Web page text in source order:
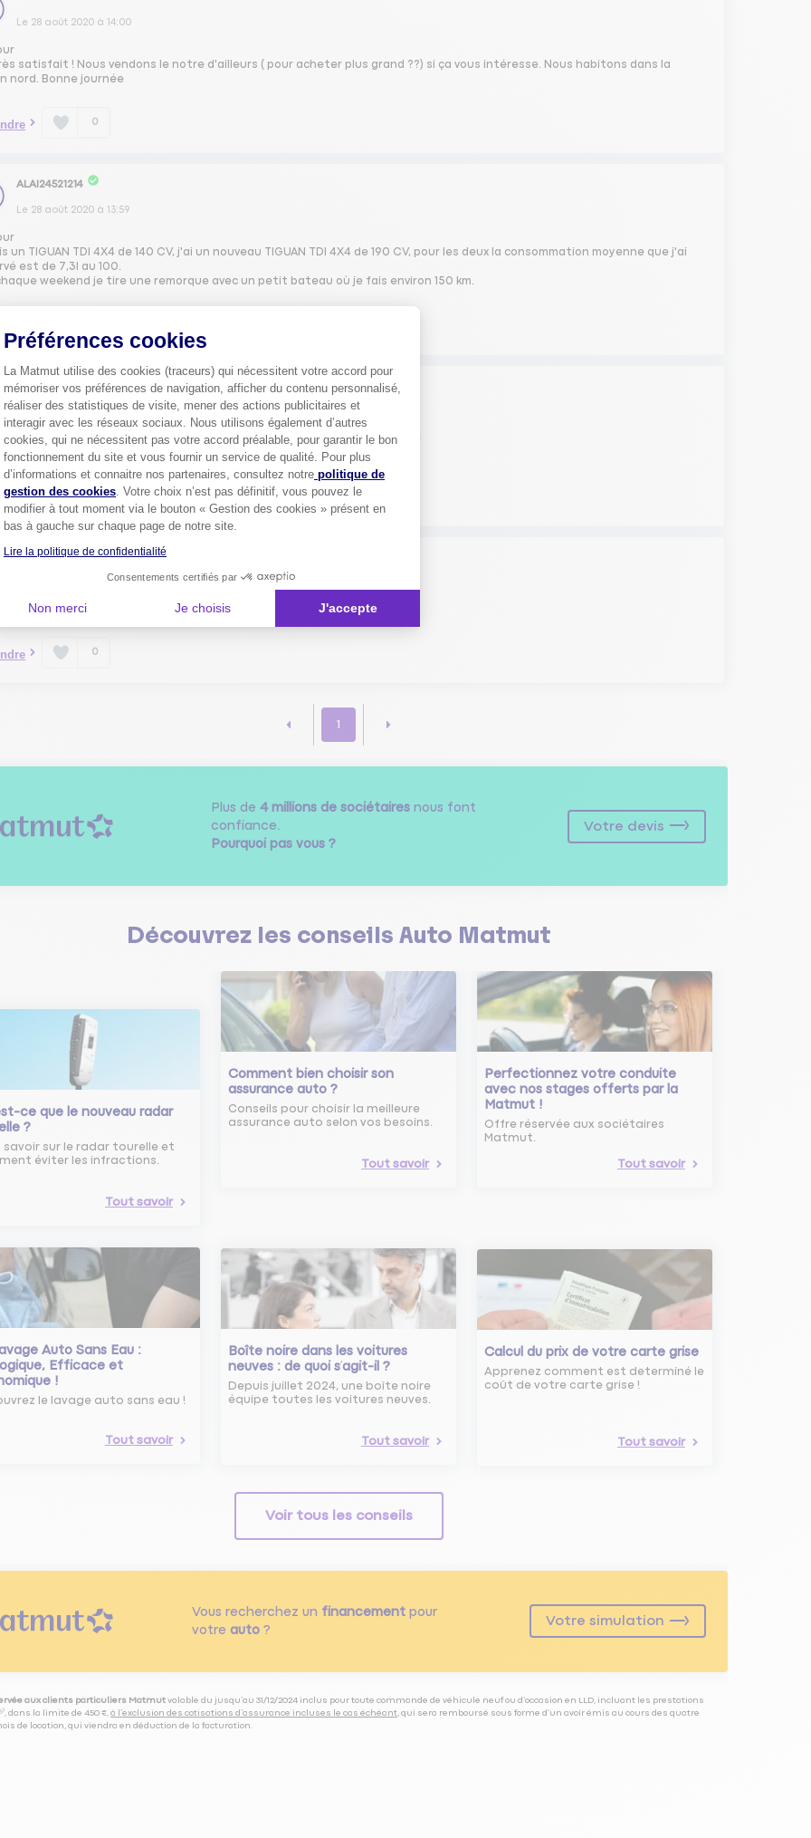
Le 28 août 2020 à 14:00
satisfait ! Nous vendons le notre d'ailleurs ( pour acheter plus grand ??) si ça vous intéresse. Nous habitons dans la
nord. Bonne journée
0
ALAI24521214
Le 28 août 2020 à 13:59
un TIGUAN TDI 4X4 de 140 CV, j'ai un nouveau TIGUAN TDI 4X4 de 190 CV, pour les deux la consommation moyenne que j'ai
est de 7,3l au 100.
weekend je tire une remorque avec un petit bateau où je fais environ 150 km.
MARC21643211
Le28 août 2020à13:28
6l en moyenne sur parcours mixte à limite de vitesse respectée
du véhicule
0
JULB31545425
à13:20
environ 5.5 litres au 100 pour tigan diesel
0
1
Plus de 4 millions de sociétairesnous font
confiance.
Pourquoi pas vous ?
Votre devis
Découvrez les conseils Auto Matmut
ce que le nouveau radar
?
savoir sur le radar tourelle et
éviter les infractions.
Tout savoir
Comment bien choisir son
assurance auto ?
Conseils pour choisir la meilleure
assurance auto selon vos besoins.
Tout savoir
Perfectionnez votre conduite
avec nos stages offerts par la
Matmut !
Offre réservée aux sociétaires
Matmut.
Tout savoir
Auto Sans Eau :
Efficace et
!
le lavage auto sans eau !
Tout savoir
Boîte noire dans les voitures
neuves : de quoi s’agit-il ?
Depuis juillet 2024, une boîte noire
équipe toutes les voitures neuves.
Tout savoir
Calcul du prix de votre carte grise
Apprenez comment est determiné le
coût de votre carte grise !
Tout savoir
Voir tous les conseils
Vous recherchez un financementpour
votre auto?
Votre simulation
aux clients particuliers Matmut valable du jusqu’au 31/12/2024 inclus pour toute commande de véhicule neuf ou d’occasion en LLD, incluant les prestations
dans la limite de 450 €, à l’exclusion des cotisations d’assurance incluses le cas échéant , qui sera remboursé sous forme d’un avoir émis au cours des quatre
de location, qui viendra en déduction de la facturation.
Préférences cookies
La Matmut utilise des cookies (traceurs) qui nécessitent votre accord pour
mémoriser vos préférences de navigation, afficher du contenu personnalisé,
réaliser des statistiques de visite, mener des actions publicitaires et
interagir avec les réseaux sociaux. Nous utilisons également d’autres
cookies, qui ne nécessitent pas votre accord préalable, pour garantir le bon
fonctionnement du site et vous fournir un service de qualité. Pour plus
d’informations et connaitre nos partenaires, consultez notre politique de
gestion des cookies. Votre choix n’est pas définitif, vous pouvez le
modifier à tout moment via le bouton « Gestion des cookies » présent en
bas à gauche sur chaque page de notre site.
Lire la politique de confidentialité
Consentements certifiés par
Non merci Je choisis J'accepte
Axeptio consent